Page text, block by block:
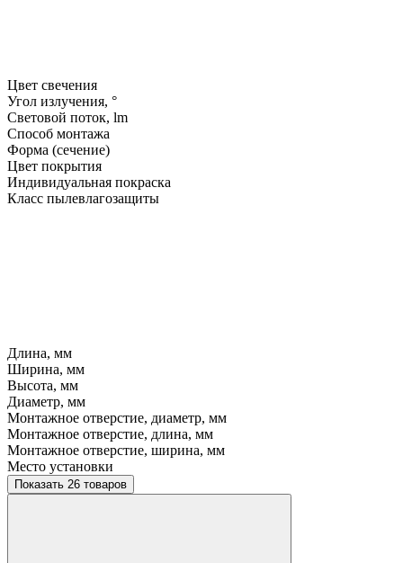
Цвет свечения
Угол излучения, °
Световой поток, lm
Способ монтажа
Форма (сечение)
Цвет покрытия
Индивидуальная покраска
Класс пылевлагозащиты
Длина, мм
Ширина, мм
Высота, мм
Диаметр, мм
Монтажное отверстие, диаметр, мм
Монтажное отверстие, длина, мм
Монтажное отверстие, ширина, мм
Место установки
Показать 26 товаров